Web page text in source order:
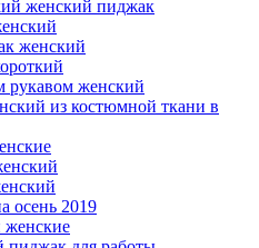
женский пиджак
женский
рукавом женский
из костюмной ткани в
осень 2019
женские